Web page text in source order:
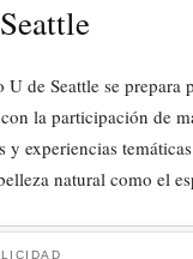
de Seattle se prepara
la participación de
experiencias
natural como el